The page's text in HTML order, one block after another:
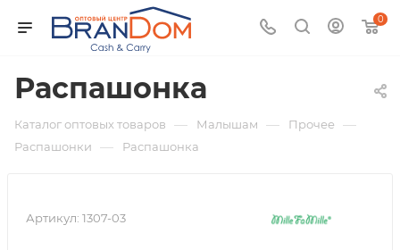
0
Распашонка
Каталог оптовых товаров — Малышам — Прочее —
Распашонки — Распашонка
Артикул: 1307-03